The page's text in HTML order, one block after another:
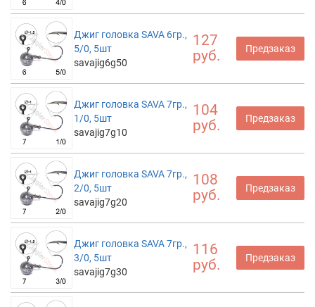
Джиг головка SAVA 6гр.,
5/0, 5шт
savajig6g50
127
руб.
Предзаказ
Джиг головка SAVA 7гр.,
1/0, 5шт
savajig7g10
104
руб.
Предзаказ
Джиг головка SAVA 7гр.,
2/0, 5шт
savajig7g20
108
руб.
Предзаказ
Джиг головка SAVA 7гр.,
3/0, 5шт
savajig7g30
116
руб.
Предзаказ